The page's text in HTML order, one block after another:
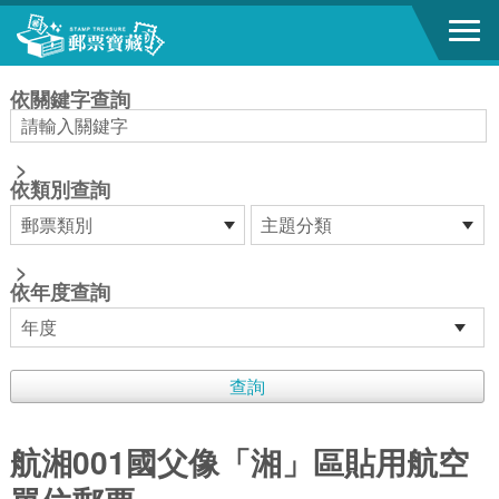
跳到主要內容區塊
依關鍵字查詢
>
依類別查詢
>
依年度查詢
航湘001國父像「湘」區貼用航空